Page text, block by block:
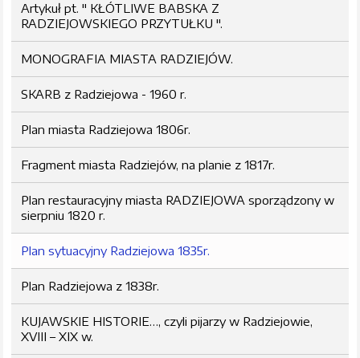
Artykuł pt. " KŁÓTLIWE BABSKA Z
RADZIEJOWSKIEGO PRZYTUŁKU ".
MONOGRAFIA MIASTA RADZIEJÓW.
SKARB z Radziejowa - 1960 r.
Plan miasta Radziejowa 1806r.
Fragment miasta Radziejów, na planie z 1817r.
Plan restauracyjny miasta RADZIEJOWA sporządzony w
sierpniu 1820 r.
Plan sytuacyjny Radziejowa 1835r.
Plan Radziejowa z 1838r.
KUJAWSKIE HISTORIE…, czyli pijarzy w Radziejowie,
XVIII – XIX w.